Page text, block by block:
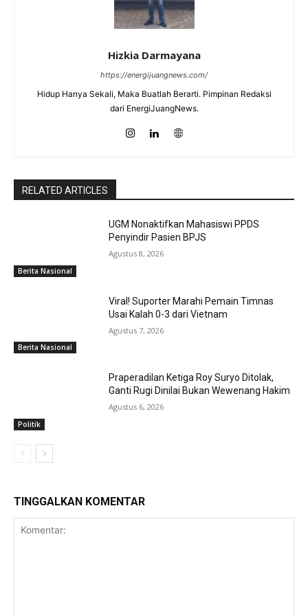
Hizkia Darmayana
https://energijuangnews.com/
Hidup Hanya Sekali, Maka Buatlah Berarti. Pimpinan Redaksi
dari EnergiJuangNews.
RELATED ARTICLES
Berita Nasional
UGM Nonaktifkan Mahasiswi PPDS
Penyindir Pasien BPJS
Agustus 8, 2026
Berita Nasional
Viral! Suporter Marahi Pemain Timnas
Usai Kalah 0-3 dari Vietnam
Agustus 7, 2026
Politik
Praperadilan Ketiga Roy Suryo Ditolak,
Ganti Rugi Dinilai Bukan Wewenang Hakim
Agustus 6, 2026
TINGGALKAN KOMENTAR